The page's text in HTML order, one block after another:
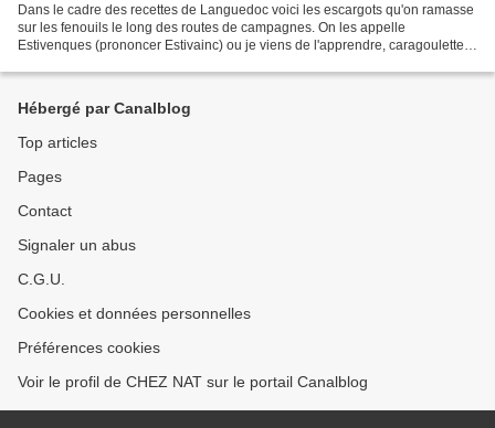
Dans le cadre des recettes de Languedoc voici les escargots qu'on ramasse
sur les fenouils le long des routes de campagnes. On les appelle
Estivenques (prononcer Estivainc) ou je viens de l'apprendre, caragoulettes.
http://www.villeavivre.fr/index.php/post/2013/05/29/La-recette-des-
Hébergé par Canalblog
Top articles
Pages
Contact
Signaler un abus
C.G.U.
Cookies et données personnelles
Préférences cookies
Voir le profil de CHEZ NAT sur le portail Canalblog